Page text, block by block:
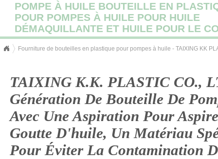
POMPE À HUILE BOUTEILLE EN
POUR POMPES À HUILE POUR HUILE
DÉMAQUILLANTE ET HUILE POUR LE
Fourniture de bouteilles en plastique pour pompes à huile - TAIXING KK
TAIXING K.K. PLASTIC CO.,
Génération De Bouteille De
Avec Une Aspiration Pour
Goutte D'huile, Un Matériau
Pour Éviter La Contamination